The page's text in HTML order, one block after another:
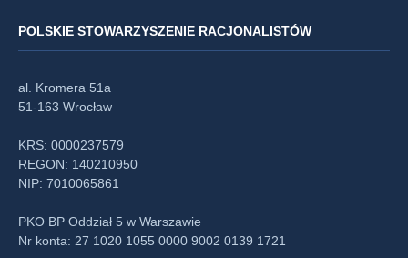
POLSKIE STOWARZYSZENIE RACJONALISTÓW
al. Kromera 51a
51-163 Wrocław
KRS: 0000237579
REGON: 140210950
NIP: 7010065861
PKO BP Oddział 5 w Warszawie
Nr konta: 27 1020 1055 0000 9002 0139 1721